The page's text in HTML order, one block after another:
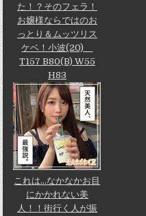
た！？そのフェラ！
お嬢様ならではのお
っとり＆ムッツリス
ケベ！小波(20)
T157 B80(B) W55
H83
これは…なかなかお目
にかかれない美
人！！街行く人が振